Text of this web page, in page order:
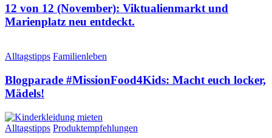
12 von 12 (November): Viktualienmarkt und
Marienplatz neu entdeckt.
Alltagstipps Familienleben
Blogparade #MissionFood4Kids: Macht euch locker,
Mädels!
Alltagstipps Produktempfehlungen